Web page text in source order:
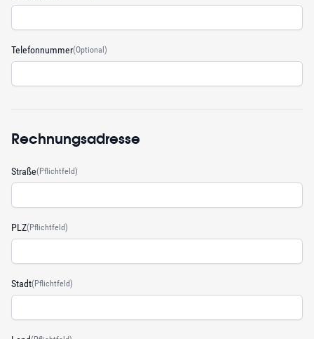
Telefonnummer(Optional)
Rechnungsadresse
Straße(Pflichtfeld)
PLZ(Pflichtfeld)
Stadt(Pflichtfeld)